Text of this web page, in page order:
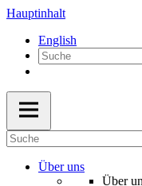
Hauptinhalt
English
Über uns
Über